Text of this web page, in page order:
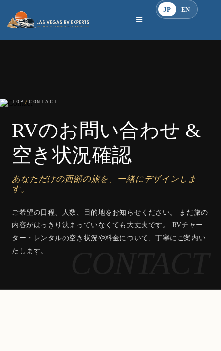
JP EN
TOP /CONTACT
RVのお問い合わせ &
空き状況確認
あなただけの西部の旅を、一緒にデザインしま
す。
ご希望の日程、人数、目的地をお知らせください。 まだ旅の
内容がはっきり決まっていなくても大丈夫です。 RVチャー
ター・レンタルの空き状況や料金について、丁寧にご案内い
たします。